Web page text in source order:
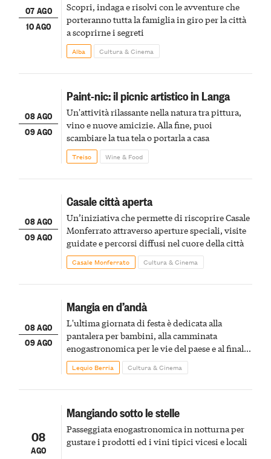
07 AGO
10 AGO
Scopri, indaga e risolvi con le avventure che
porteranno tutta la famiglia in giro per la città
a scoprirne i segreti
Alba Cultura & Cinema
08 AGO
09 AGO
Paint-nic: il picnic artistico in Langa
Un'attività rilassante nella natura tra pittura,
vino e nuove amicizie. Alla fine, puoi
scambiare la tua tela o portarla a casa
Treiso Wine & Food
08 AGO
09 AGO
Casale città aperta
Un’iniziativa che permette di riscoprire Casale
Monferrato attraverso aperture speciali, visite
guidate e percorsi diffusi nel cuore della città
Casale Monferrato Cultura & Cinema
08 AGO
09 AGO
Mangia en d’andà
L'ultima giornata di festa è dedicata alla
pantalera per bambini, alla camminata
enogastronomica per le vie del paese e al finale
pirotecnico
Lequio Berria Cultura & Cinema
08
AGO
Mangiando sotto le stelle
Passeggiata enogastronomica in notturna per
gustare i prodotti ed i vini tipici vicesi e locali